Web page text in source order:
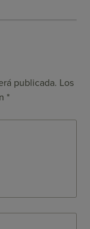
publicada. Los
*